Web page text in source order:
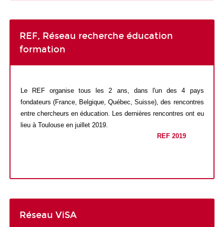
REF, Réseau recherche éducation
formation
Le REF organise tous les 2 ans, dans l'un des 4 pays
fondateurs (France, Belgique, Québec, Suisse), des rencontres
entre chercheurs en éducation. Les dernières rencontres ont eu
lieu à Toulouse en juillet 2019.
REF 2019
Réseau ViSA